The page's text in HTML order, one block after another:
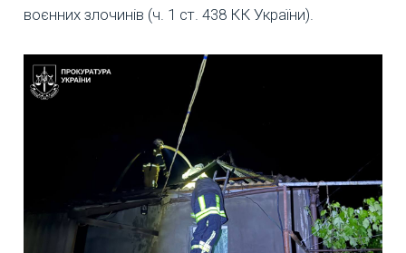
воєнних злочинів (ч. 1 ст. 438 КК України).